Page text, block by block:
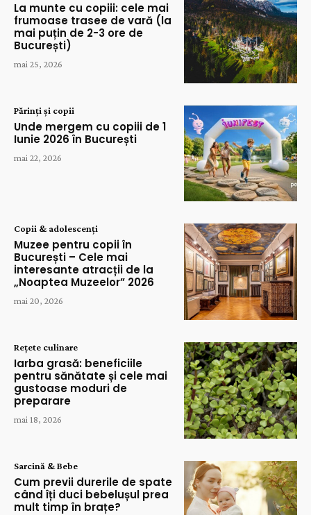
La munte cu copiii: cele mai
frumoase trasee de vară (la
mai puțin de 2-3 ore de
București)
mai 25, 2026
Părinți și copii
Unde mergem cu copiii de 1
Iunie 2026 în București
mai 22, 2026
Copii & adolescenți
Muzee pentru copii în
București – Cele mai
interesante atracții de la
„Noaptea Muzeelor” 2026
mai 20, 2026
Rețete culinare
Iarba grasă: beneficiile
pentru sănătate și cele mai
gustoase moduri de
preparare
mai 18, 2026
Sarcină & Bebe
Cum previi durerile de spate
când îți duci bebelușul prea
mult timp în brațe?